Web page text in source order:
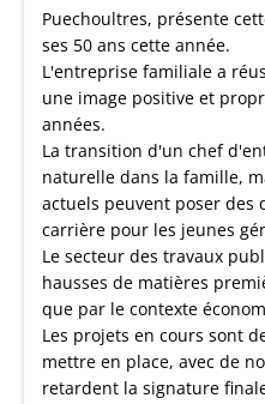
Puechoultres, présente
ses 50 ans cette année.
L'entreprise familiale a
une image positive et
années.
La transition d'un chef
naturelle dans la famille,
actuels peuvent poser des
carrière pour les jeunes
Le secteur des travaux
hausses de matières
que par le contexte
Les projets en cours sont
mettre en place, avec de
retardent la signature